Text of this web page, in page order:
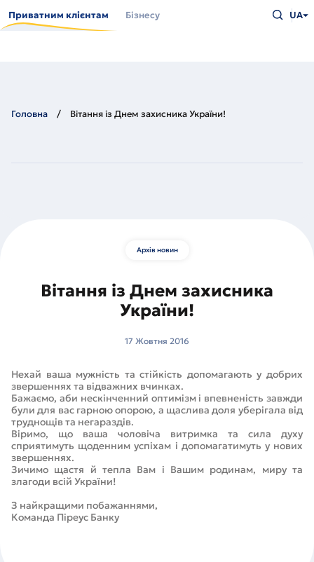
до
основного
Приватним клієнтам Бізнесу
що
UA
Головна Вітання із Днем захисника України!
Архів новин
Вітання із Днем захисника
України!
17 Жовтня 2016
Нехай ваша мужність та стійкість допомагають у добрих
звершеннях та відважних вчинках.
Бажаємо, аби нескінченний оптимізм і впевненість завжди
були для вас гарною опорою, а щаслива доля уберігала від
труднощів та негараздів.
Віримо, що ваша чоловіча витримка та сила духу
сприятимуть щоденним успіхам і допомагатимуть у нових
звершеннях.
Зичимо щастя й тепла Вам і Вашим родинам, миру та
злагоди всій України!
З найкращими побажаннями,
Команда Піреус Банку